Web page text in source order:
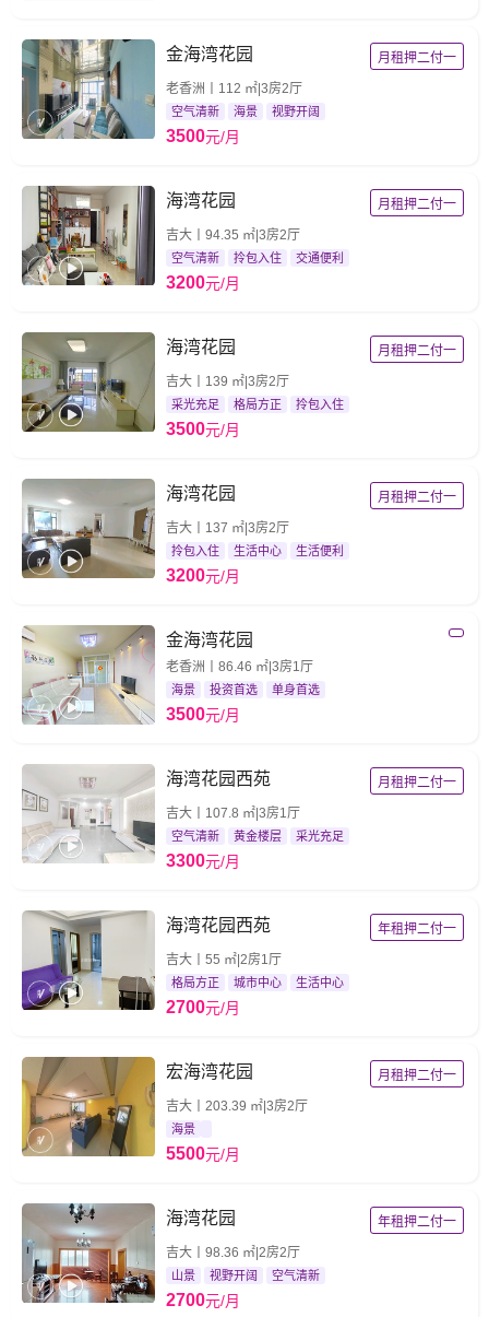
金海湾花园
月租押二付一
老香洲丨112 ㎡|3房2厅
空气清新 海景 视野开阔
3500元/月
海湾花园
月租押二付一
吉大丨94.35 ㎡|3房2厅
空气清新 拎包入住 交通便利
3200元/月
海湾花园
月租押二付一
吉大丨139 ㎡|3房2厅
采光充足 格局方正 拎包入住
3500元/月
海湾花园
月租押二付一
吉大丨137 ㎡|3房2厅
拎包入住 生活中心 生活便利
3200元/月
金海湾花园
老香洲丨86.46 ㎡|3房1厅
海景 投资首选 单身首选
3500元/月
海湾花园西苑
月租押二付一
吉大丨107.8 ㎡|3房1厅
空气清新 黄金楼层 采光充足
3300元/月
海湾花园西苑
年租押二付一
吉大丨55 ㎡|2房1厅
格局方正 城市中心 生活中心
2700元/月
宏海湾花园
月租押二付一
吉大丨203.39 ㎡|3房2厅
海景
5500元/月
海湾花园
年租押二付一
吉大丨98.36 ㎡|2房2厅
山景 视野开阔 空气清新
2700元/月